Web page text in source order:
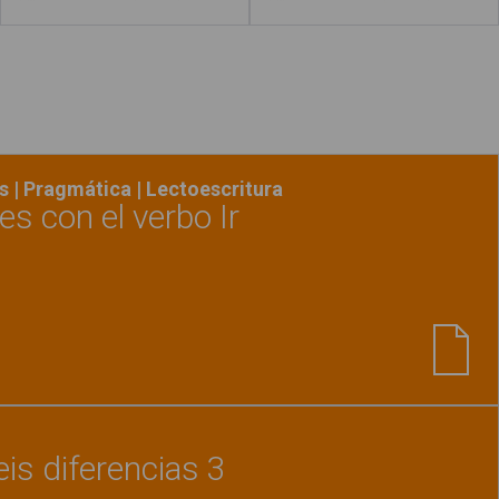
| Pragmática | Lectoescritura
con el verbo Ir
diferencias 3